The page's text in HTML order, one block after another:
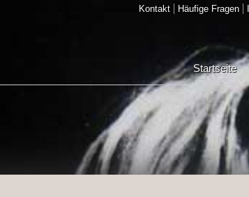
Kontakt Häufige Fragen
Startseite